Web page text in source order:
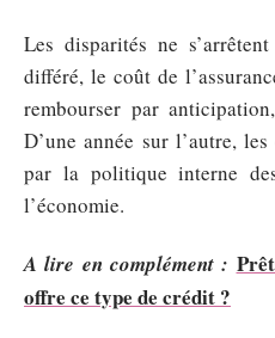
Les disparités ne
différé, le coût de
rembourser par
D’une année sur l’autre,
par la politique interne
l’économie.
A lire en complément :
offre ce type de crédit ?